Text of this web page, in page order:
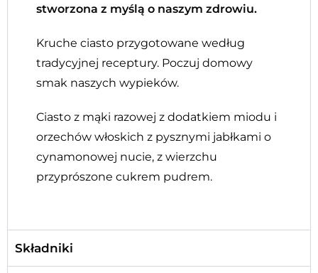
stworzona z myślą o naszym zdrowiu.
Kruche ciasto przygotowane według
tradycyjnej receptury. Poczuj domowy
smak naszych wypieków.
Ciasto z mąki razowej z dodatkiem miodu i
orzechów włoskich z pysznymi jabłkami o
cynamonowej nucie, z wierzchu
przyprószone cukrem pudrem.
Składniki